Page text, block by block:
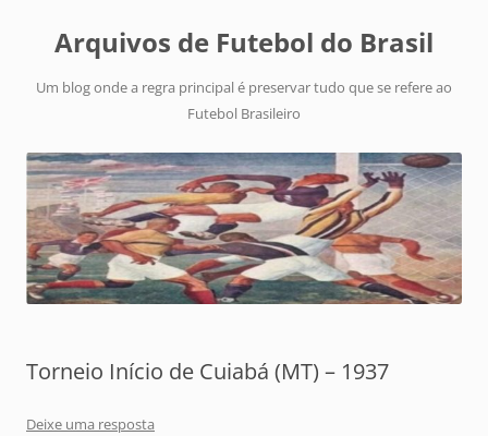
Arquivos de Futebol do Brasil
Um blog onde a regra principal é preservar tudo que se refere ao
Futebol Brasileiro
Torneio Início de Cuiabá (MT) – 1937
Deixe uma resposta